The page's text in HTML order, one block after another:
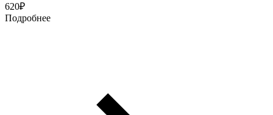
620₽
Подробнее